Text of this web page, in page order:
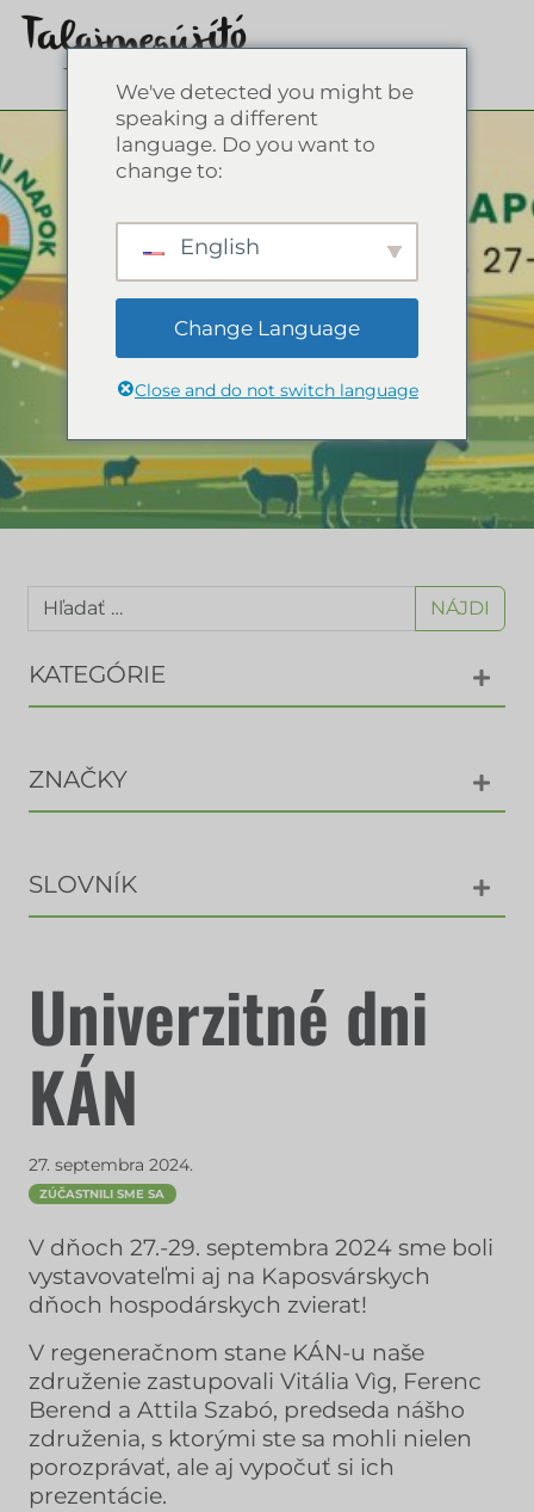
NÁJDI
KATEGÓRIE
ZNAČKY
SLOVNÍK
Univerzitné dni
KÁN
27. septembra 2024.
ZÚČASTNILI SME SA
V dňoch 27.-29. septembra 2024 sme boli
vystavovateľmi aj na Kaposvárskych
dňoch hospodárskych zvierat!
V regeneračnom stane KÁN-u naše
združenie zastupovali Vitália Vìg, Ferenc
Berend a Attila Szabó, predseda nášho
združenia, s ktorými ste sa mohli nielen
porozprávať, ale aj vypočuť si ich
prezentácie.
We've detected you might be
speaking a different
language. Do you want to
change to:
English
Change Language
Close and do not switch language